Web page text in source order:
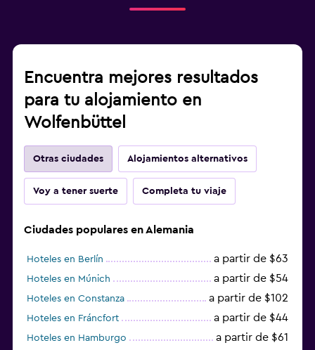
Encuentra mejores resultados
para tu alojamiento en
Wolfenbüttel
Otras ciudades Alojamientos alternativos
Voy a tener suerte Completa tu viaje
Ciudades populares en Alemania
Hoteles en Berlín a partir de $63
Hoteles en Múnich a partir de $54
Hoteles en Constanza a partir de $102
Hoteles en Fráncfort a partir de $44
Hoteles en Hamburgo a partir de $61